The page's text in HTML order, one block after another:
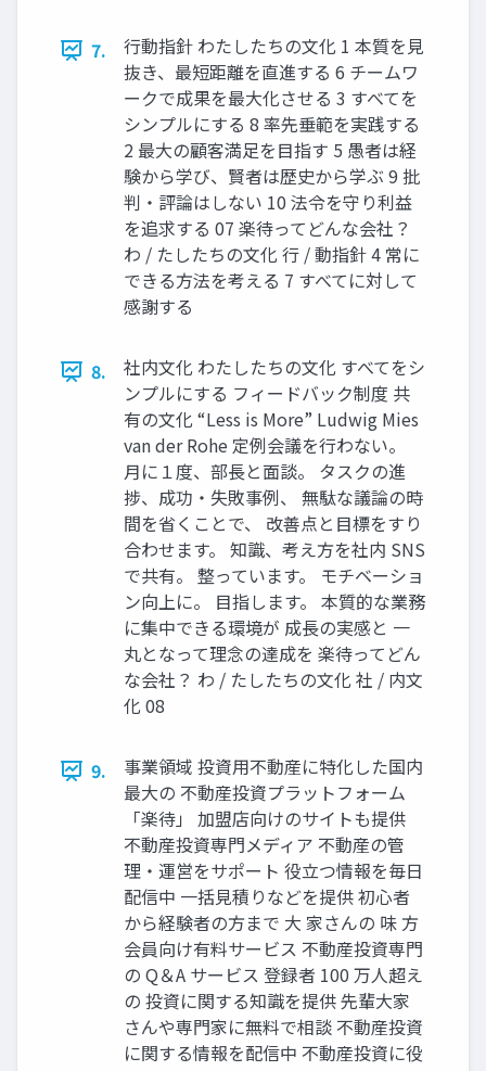
7.
行動指針 わたしたちの文化 1 本質を見
抜き、最短距離を直進する 6 チームワ
ークで成果を最大化させる 3 すべてを
シンプルにする 8 率先垂範を実践する
2 最大の顧客満足を目指す 5 愚者は経
験から学び、賢者は歴史から学ぶ 9 批
判・評論はしない 10 法令を守り利益
を追求する 07 楽待ってどんな会社？
わ / たしたちの文化 行 / 動指針 4 常に
できる方法を考える 7 すべてに対して
感謝する
8.
社内文化 わたしたちの文化 すべてをシ
ンプルにする フィードバック制度 共
有の文化 “Less is More” Ludwig Mies
van der Rohe 定例会議を行わない。
月に１度、部長と面談。 タスクの進
捗、成功・失敗事例、 無駄な議論の時
間を省くことで、 改善点と目標をすり
合わせます。 知識、考え方を社内 SNS
で共有。 整っています。 モチベーショ
ン向上に。 目指します。 本質的な業務
に集中できる環境が 成長の実感と 一
丸となって理念の達成を 楽待ってどん
な会社？ わ / たしたちの文化 社 / 内文
化 08
9.
事業領域 投資用不動産に特化した国内
最大の 不動産投資プラットフォーム
「楽待」 加盟店向けのサイトも提供
不動産投資専門メディア 不動産の管
理・運営をサポート 役立つ情報を毎日
配信中 一括見積りなどを提供 初心者
から経験者の方まで 大 家さんの 味 方
会員向け有料サービス 不動産投資専門
の Q＆A サービス 登録者 100 万人超え
の 投資に関する知識を提供 先輩大家
さんや専門家に無料で相談 不動産投資
に関する情報を配信中 不動産投資に役